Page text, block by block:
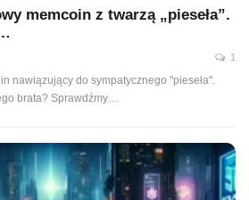
memcoin z twarzą „pieseła”.
1
nawiązujący do sympatycznego "pieseła".
brata? Sprawdźmy…